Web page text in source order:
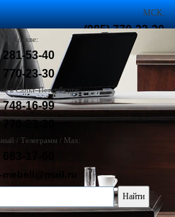
МСК:
(985) 770-23-30
Корзина
в Москве:
281-53-40
770-23-30
в Санкт-Петербурге:
748-16-99
23-30
/ Телеграмм / Max:
17-66